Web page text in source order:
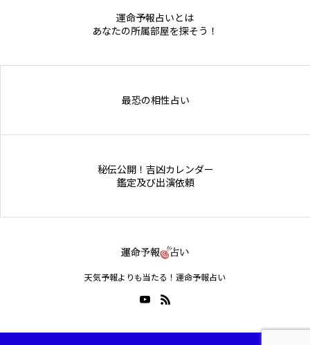
運命予報占いとは
あなたの所属部屋を探そう！
最恐の相性占い
秘伝公開！吉凶カレンダー
鑑定及び出演依頼
天気予報よりも当たる！運命予報占い